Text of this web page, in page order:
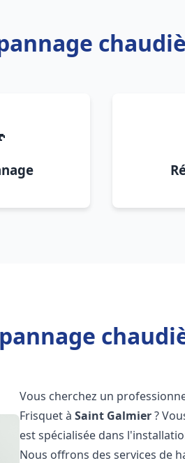
Vous cherchez un
Frisquet àSaint Galmier?
est spécialisée dans
Nous offrons des services de